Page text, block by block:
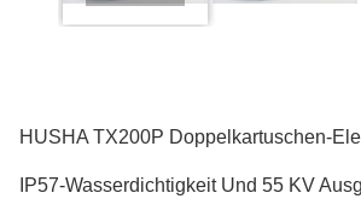
HUSHA TX200P Doppelkartuschen-
IP57-Wasserdichtigkeit Und 55 KV